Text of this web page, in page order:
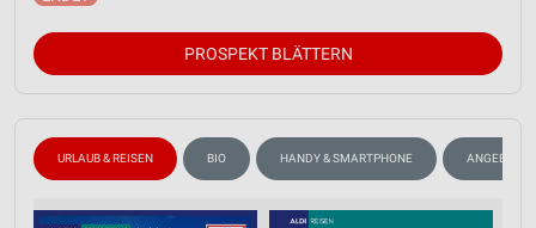
PROSPEKT BLÄTTERN
URLAUB & REISEN BIO HANDY & SMARTPHONE ANGEBOTE